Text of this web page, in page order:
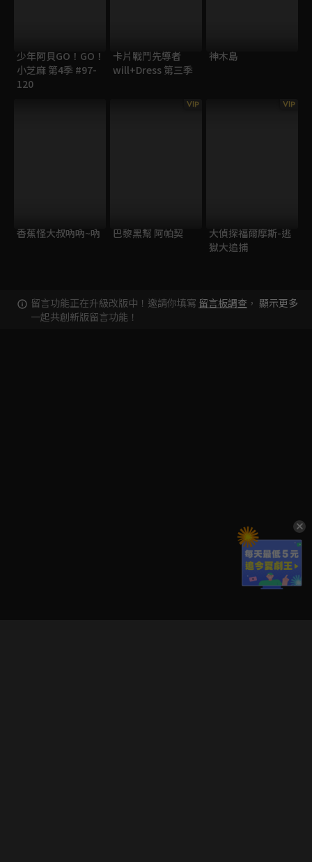
少年阿貝GO！GO！
小芝麻 第4季 #97-
120
卡片戰鬥先導者
will+Dress 第三季
神木島
香蕉怪大叔吶吶~吶
VIP
巴黎黑幫 阿帕契
VIP
大偵探福爾摩斯-逃
獄大追捕
留言功能正在升級改版中！邀請你填寫 留言板調查 ，
一起共創新版留言功能！
顯示更多